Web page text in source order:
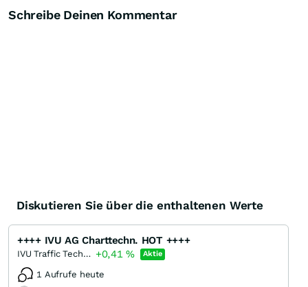
Schreibe Deinen Kommentar
Diskutieren Sie über die enthaltenen Werte
++++ IVU AG Charttechn. HOT ++++
IVU Traffic Technologies +0,41% Aktie
1 Aufrufe heute